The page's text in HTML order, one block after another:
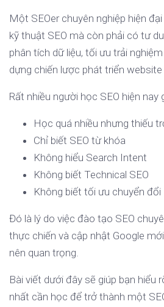
Một SEOer chuyên nghiệp hiện
kỹ thuật SEO mà còn phải có tư
phân tích dữ liệu, tối ưu trải
dựng chiến lược phát triển website
Rất nhiều người học SEO hiện nay
Học quá nhiều nhưng thiếu
Chỉ biết SEO từ khóa
Không hiểu Search Intent
Không biết Technical SEO
Không biết tối ưu chuyển đổi
Đó là lý do việc đào tạo SEO
thực chiến và cập nhật Google
nên quan trọng.
Bài viết dưới đây sẽ giúp bạn hiểu
nhất cần học để trở thành một